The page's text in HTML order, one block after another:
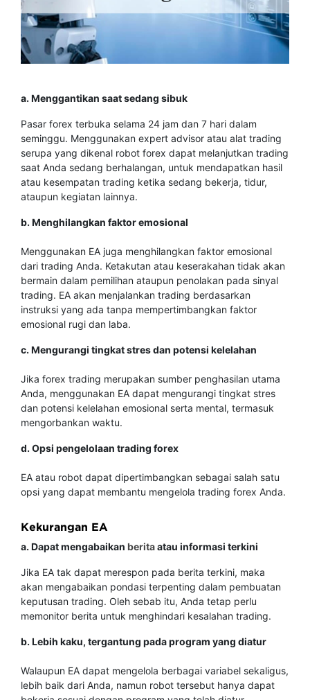
a. Menggantikan saat sedang sibuk
Pasar forex terbuka selama 24 jam dan 7 hari dalam
seminggu. Menggunakan expert advisor atau alat trading
serupa yang dikenal robot forex dapat melanjutkan trading
saat Anda sedang berhalangan, untuk mendapatkan hasil
atau kesempatan trading ketika sedang bekerja, tidur,
ataupun kegiatan lainnya.
b. Menghilangkan faktor emosional
Menggunakan EA juga menghilangkan faktor emosional
dari trading Anda. Ketakutan atau keserakahan tidak akan
bermain dalam pemilihan ataupun penolakan pada sinyal
trading. EA akan menjalankan trading berdasarkan
instruksi yang ada tanpa mempertimbangkan faktor
emosional rugi dan laba.
c. Mengurangi tingkat stres dan potensi kelelahan
Jika forex trading merupakan sumber penghasilan utama
Anda, menggunakan EA dapat mengurangi tingkat stres
dan potensi kelelahan emosional serta mental, termasuk
mengorbankan waktu.
d. Opsi pengelolaan trading forex
EA atau robot dapat dipertimbangkan sebagai salah satu
opsi yang dapat membantu mengelola trading forex Anda.
Kekurangan EA
a. Dapat mengabaikan beritaatau informasi terkini
Jika EA tak dapat merespon pada berita terkini, maka
akan mengabaikan pondasi terpenting dalam pembuatan
keputusan trading. Oleh sebab itu, Anda tetap perlu
memonitor berita untuk menghindari kesalahan trading.
b. Lebih kaku, tergantung pada program yang diatur
Walaupun EA dapat mengelola berbagai variabel sekaligus,
lebih baik dari Anda, namun robot tersebut hanya dapat